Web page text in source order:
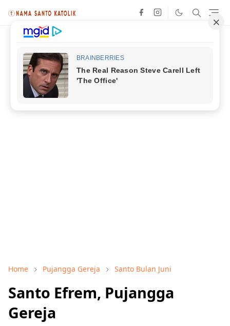
Home Pujangga Gereja Santo Bulan Juni
Santo Efrem, Pujangga
Gereja